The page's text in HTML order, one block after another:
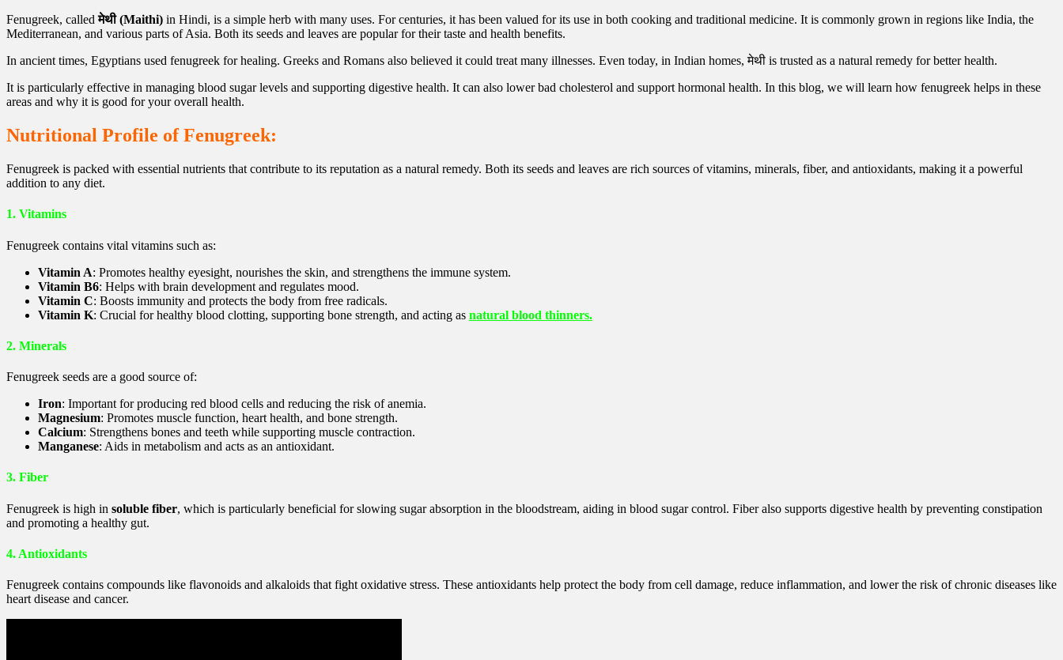
Fenugreek, calledमेथी (Maithi) in Hindi, is a simple herb with many uses. For centuries, it has been valued for its use in both cooking and traditional medicine. It is commonly grown in regions like India, the
Mediterranean, and various parts of Asia. Both its seeds and leaves are popular for their taste and health benefits.
In ancient times, Egyptians used fenugreek for healing. Greeks and Romans also believed it could treat many illnesses. Even today, in Indian homes, मेथी is trusted as a natural remedy for better health.
It is particularly effective in managing blood sugar levels and supporting digestive health. It can also lower bad cholesterol and support hormonal health. In this blog, we will learn how fenugreek helps in these
areas and why it is good for your overall health.
Nutritional Profile of Fenugreek:
Fenugreek is packed with essential nutrients that contribute to its reputation as a natural remedy. Both its seeds and leaves are rich sources of vitamins, minerals, fiber, and antioxidants, making it a powerful
addition to any diet.
1. Vitamins
Fenugreek contains vital vitamins such as:
Vitamin A: Promotes healthy eyesight, nourishes the skin, and strengthens the immune system.
Vitamin B6: Helps with brain development and regulates mood.
Vitamin C: Boosts immunity and protects the body from free radicals.
Vitamin K: Crucial for healthy blood clotting, supporting bone strength, and acting as natural blood thinners.
2. Minerals
Fenugreek seeds are a good source of:
Iron: Important for producing red blood cells and reducing the risk of anemia.
Magnesium: Promotes muscle function, heart health, and bone strength.
Calcium: Strengthens bones and teeth while supporting muscle contraction.
Manganese: Aids in metabolism and acts as an antioxidant.
3. Fiber
Fenugreek is high in soluble fiber, which is particularly beneficial for slowing sugar absorption in the bloodstream, aiding in blood sugar control. Fiber also supports digestive health by preventing constipation
and promoting a healthy gut.
4. Antioxidants
Fenugreek contains compounds like flavonoids and alkaloids that fight oxidative stress. These antioxidants help protect the body from cell damage, reduce inflammation, and lower the risk of chronic diseases like
heart disease and cancer.